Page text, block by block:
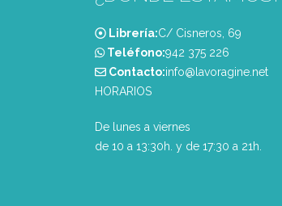
Librería:C/ Cisneros, 69
Teléfono:‭942 375 226‬
Contacto:info@lavoragine.net
HORARIOS
De lunes a viernes
de 10 a 13:30h. y de 17:30 a 21h.